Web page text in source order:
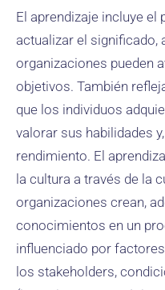
El aprendizaje incluye
actualizar el significado,
organizaciones pueden
objetivos. También
que los individuos
valorar sus habilidades
rendimiento. El
la cultura a través de la
organizaciones crean,
conocimientos en un
influenciado por
los stakeholders,